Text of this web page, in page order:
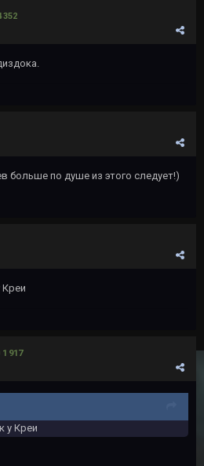
352
больше по душе из этого следует!)
1 917
у Креи